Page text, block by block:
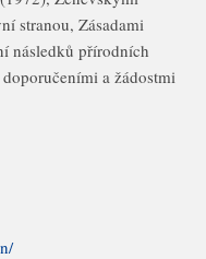
stranou, Zásadami
následků přírodních
a žádostmi